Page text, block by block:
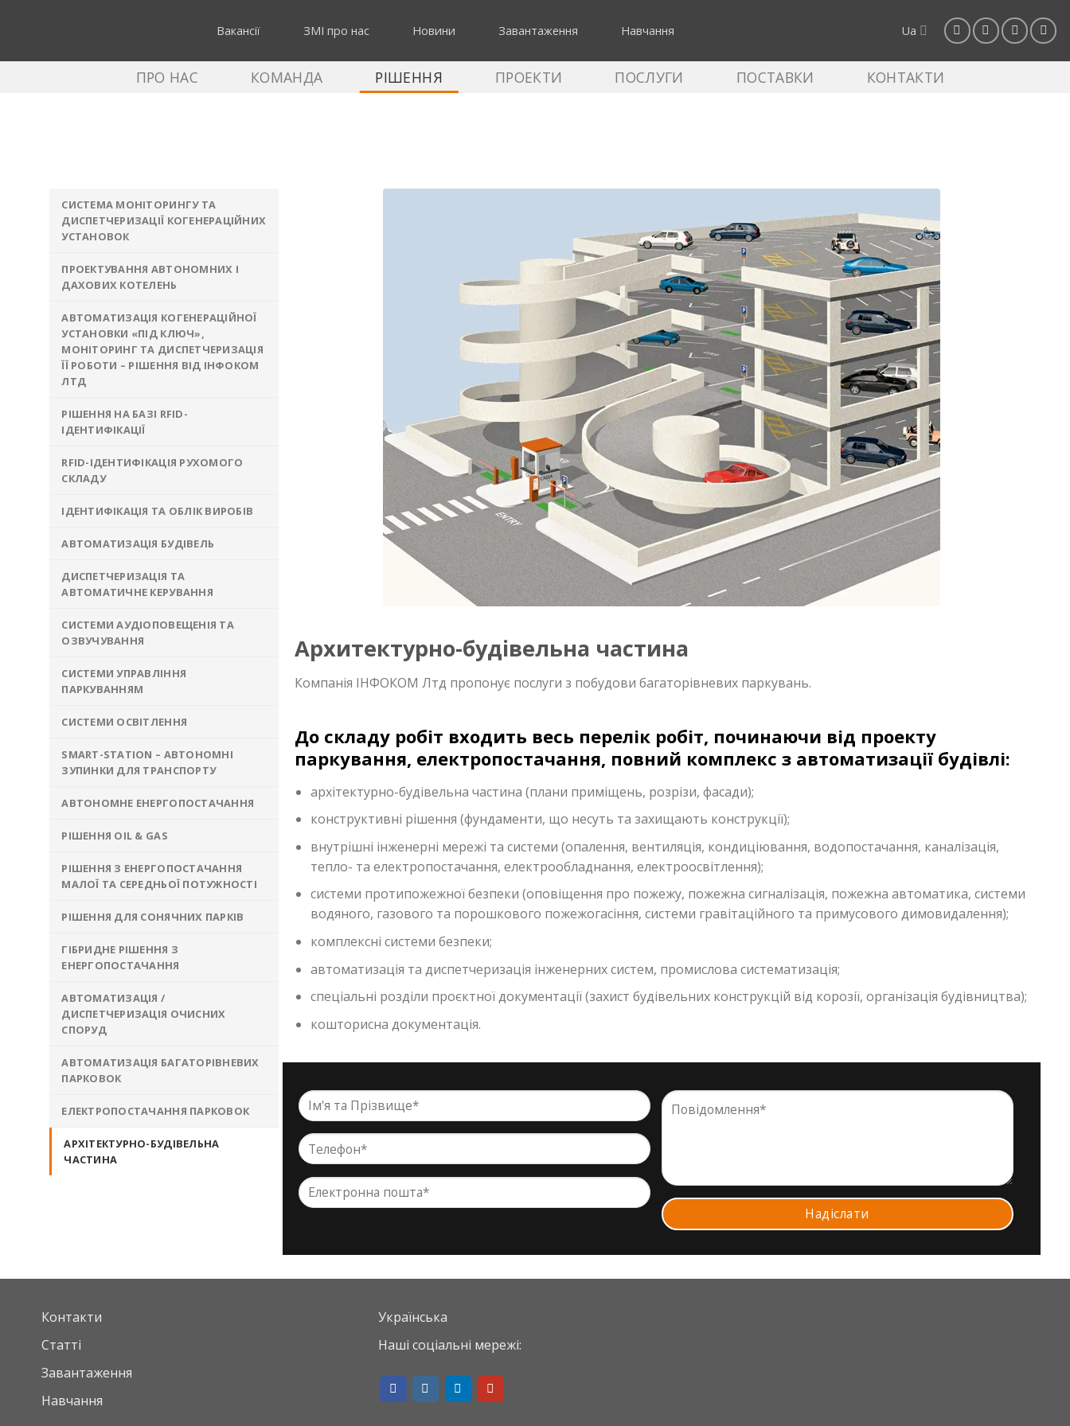
Вакансії ЗМІ про нас Новини Завантаження Навчання Ua
ПРО НАС КОМАНДА РІШЕННЯ ПРОЕКТИ ПОСЛУГИ ПОСТАВКИ КОНТАКТИ
Архітектурно-будівельна частина
СИСТЕМА МОНІТОРИНГУ ТА
ДИСПЕТЧЕРИЗАЦІЇ КОГЕНЕРАЦІЙНИХ
УСТАНОВОК
ПРОЕКТУВАННЯ АВТОНОМНИХ І
ДАХОВИХ КОТЕЛЕНЬ
АВТОМАТИЗАЦІЯ КОГЕНЕРАЦІЙНОЇ
УСТАНОВКИ «ПІД КЛЮЧ»,
МОНІТОРИНГ ТА ДИСПЕТЧЕРИЗАЦІЯ
ЇЇ РОБОТИ – РІШЕННЯ ВІД ІНФОКОМ
ЛТД
РІШЕННЯ НА БАЗІ RFID-
ІДЕНТИФІКАЦІЇ
RFID-ІДЕНТИФІКАЦІЯ РУХОМОГО
СКЛАДУ
ІДЕНТИФІКАЦІЯ ТА ОБЛІК ВИРОБІВ
АВТОМАТИЗАЦІЯ БУДІВЕЛЬ
ДИСПЕТЧЕРИЗАЦІЯ ТА
АВТОМАТИЧНЕ КЕРУВАННЯ
СИСТЕМИ АУДІОПОВЕЩЕНІЯ ТА
ОЗВУЧУВАННЯ
СИСТЕМИ УПРАВЛІННЯ
ПАРКУВАННЯМ
СИСТЕМИ ОСВІТЛЕННЯ
SMART-STATION – АВТОНОМНІ
ЗУПИНКИ ДЛЯ ТРАНСПОРТУ
АВТОНОМНЕ ЕНЕРГОПОСТАЧАННЯ
РІШЕННЯ OIL & GAS
РІШЕННЯ З ЕНЕРГОПОСТАЧАННЯ
МАЛОЇ ТА СЕРЕДНЬОЇ ПОТУЖНОСТІ
РІШЕННЯ ДЛЯ СОНЯЧНИХ ПАРКІВ
ГІБРИДНЕ РІШЕННЯ З
ЕНЕРГОПОСТАЧАННЯ
АВТОМАТИЗАЦІЯ /
ДИСПЕТЧЕРИЗАЦІЯ ОЧИСНИХ
СПОРУД
АВТОМАТИЗАЦІЯ БАГАТОРІВНЕВИХ
ПАРКОВОК
ЕЛЕКТРОПОСТАЧАННЯ ПАРКОВОК
АРХІТЕКТУРНО-БУДІВЕЛЬНА
ЧАСТИНА
Архитектурно-будівельна частина
Компанія ІНФОКОМ Лтд пропонує послуги з побудови багаторівневих паркувань.
До складу робіт входить весь перелік робіт, починаючи від проекту
паркування, електропостачання, повний комплекс з автоматизації будівлі:
архітектурно-будівельна частина (плани приміщень, розрізи, фасади);
конструктивні рішення (фундаменти, що несуть та захищають конструкції);
внутрішні інженерні мережі та системи (опалення, вентиляція, кондиціювання, водопостачання, каналізація,
тепло- та електропостачання, електрообладнання, електроосвітлення);
системи протипожежної безпеки (оповіщення про пожежу, пожежна сигналізація, пожежна автоматика, системи
водяного, газового та порошкового пожежогасіння, системи гравітаційного та примусового димовидалення);
комплексні системи безпеки;
автоматизація та диспетчеризація інженерних систем, промислова систематизація;
спеціальні розділи проєктної документації (захист будівельних конструкцій від корозії, організація будівництва);
кошторисна документація.
Контакти
Статті
Завантаження
Навчання
Українська
Наші соціальні мережі: